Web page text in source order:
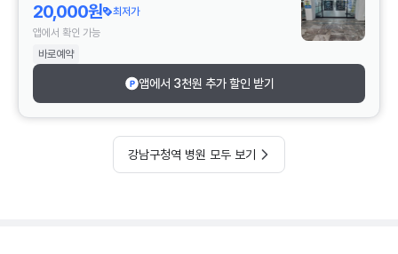
20,000원
최저가
앱에서 확인 가능
바로예약
앱에서 3천원 추가 할인 받기
강남구청역 병원 모두 보기